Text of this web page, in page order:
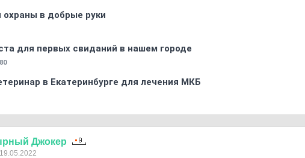
охраны в добрые руки
для первых свиданий в нашем городе
80
в Екатеринбурге для лечения МКБ
Джокер